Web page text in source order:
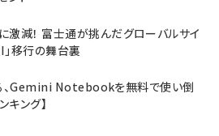
減！ 富士通が挑んだグローバルサイ
移行の舞台裏
、Gemini Notebookを無料で使い倒
キング】